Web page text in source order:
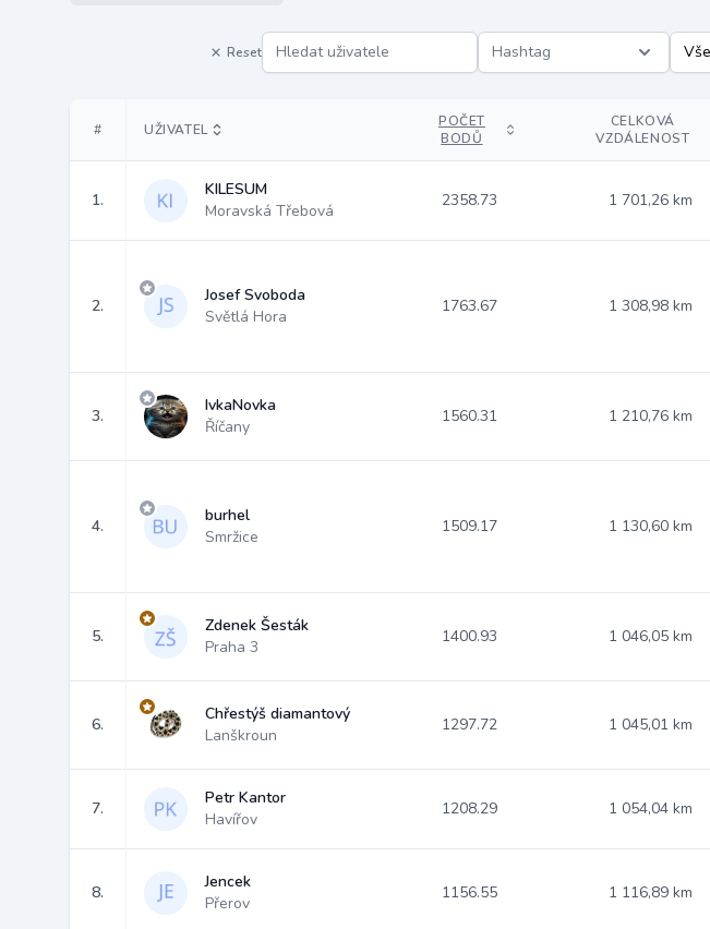
Reset Hashtag
# UŽIVATEL
POČET
BODŮ
CELKOVÁ
VZDÁLENOST
1.
KILESUM
Moravská Třebová
2358.73 1 701,26 km
2.
Josef Svoboda
Světlá Hora
1763.67 1 308,98 km
3.
IvkaNovka
Říčany
1560.31 1 210,76 km
4.
burhel
Smržice
1509.17 1 130,60 km
5.
Zdenek Šesták
Praha 3
1400.93 1 046,05 km
6.
Chřestýš diamantový
Lanškroun
1297.72 1 045,01 km
7.
Petr Kantor
Havířov
1208.29 1 054,04 km
8.
Jencek
Přerov
1156.55 1 116,89 km